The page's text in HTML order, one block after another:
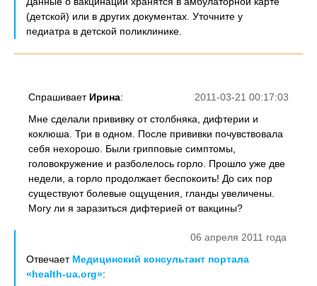
(детской) или в других документах. Уточните у
педиатра в детской поликлинике.
2011-03-21 00:17:03
Спрашивает Ирина:
Мне сделали прививку от столбняка, дифтерии и
коклюша. Три в одном. После прививки почувствовала
себя нехорошо. Были грипповые симптомы,
головокружение и разболелось горло. Прошло уже две
недели, а горло продолжает беспокоить! До сих пор
существуют болевые ощущения, гланды увеличены.
Могу ли я заразиться дифтерией от вакцины?
06 апреля 2011 года
Отвечает Медицинский консультант портала
«health-ua.org»: